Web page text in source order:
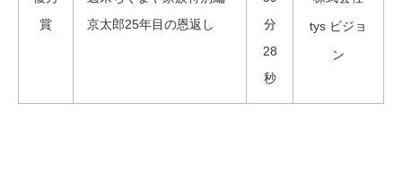
賞
京太郎25年目の恩返し
分
28
秒
tys ビジョ
ン